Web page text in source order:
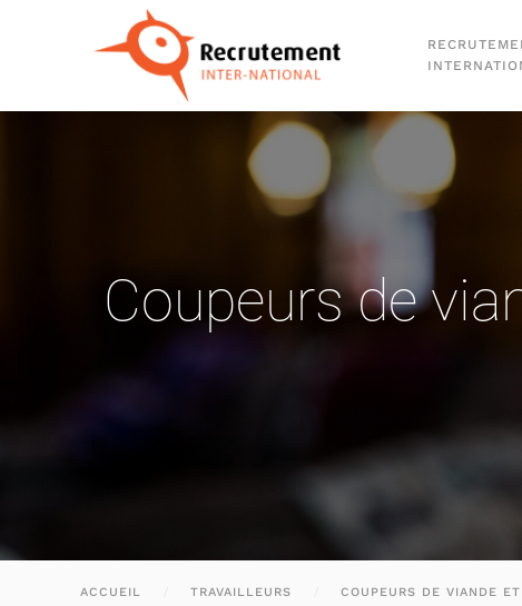
Passer au contenu principal
Coupeurs de
ACCUEIL TRAVAILLEURS COUPEURS DE VIANDE